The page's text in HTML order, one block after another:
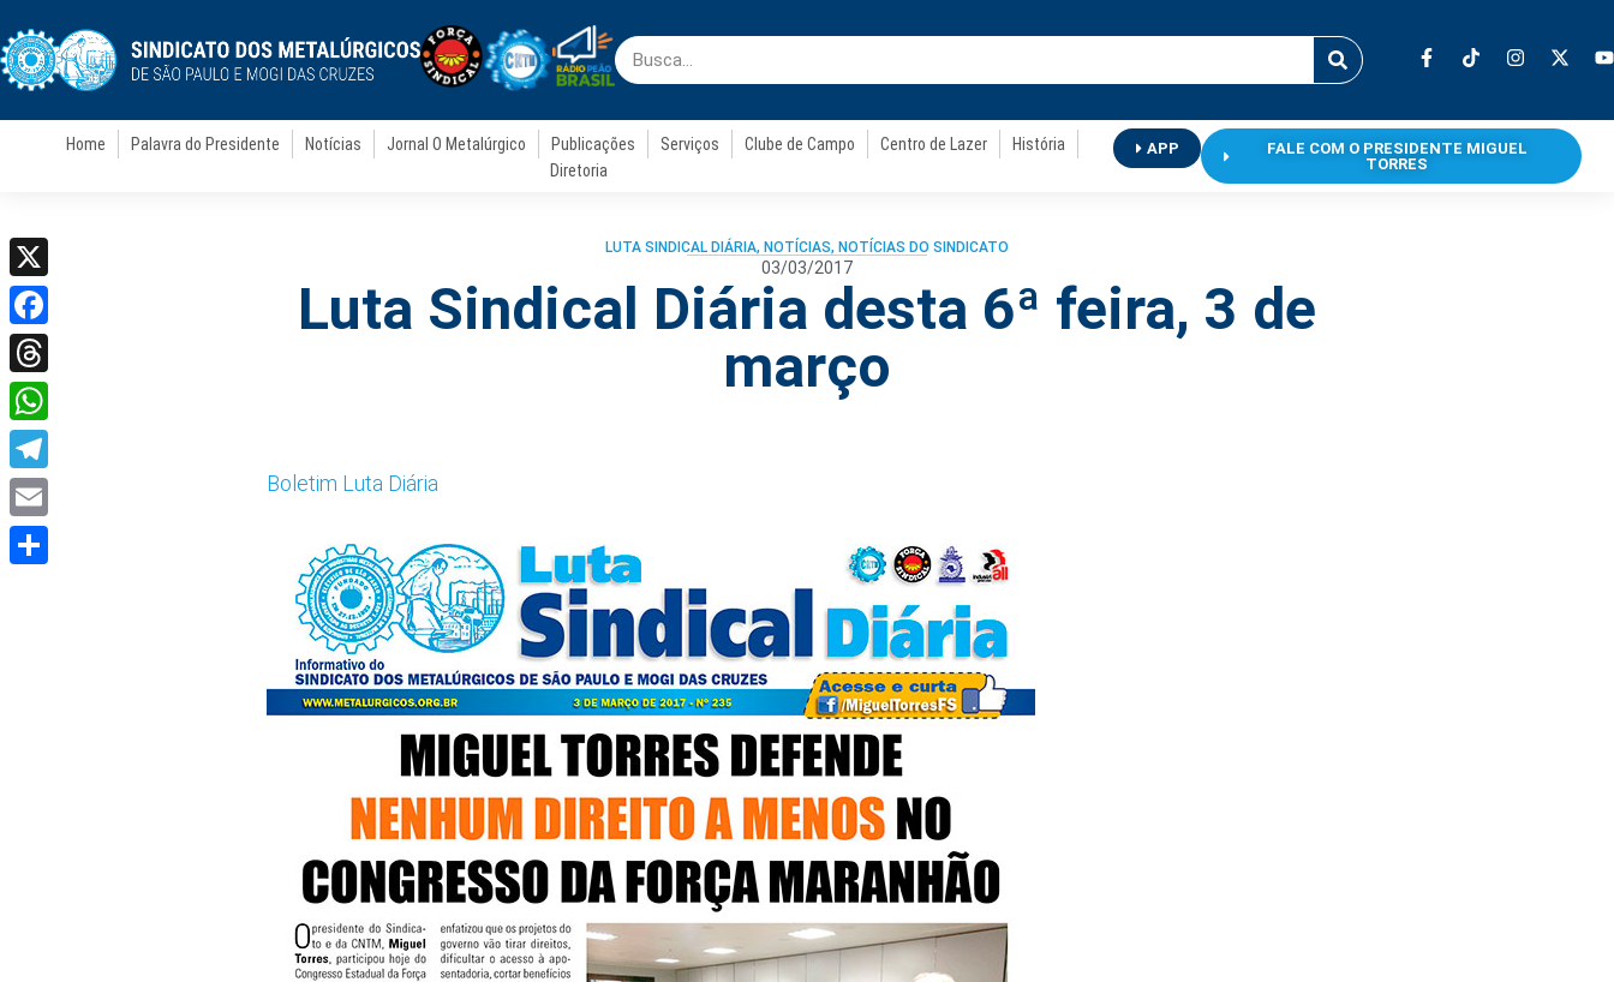
Home Palavra do Presidente Notícias Jornal O Metalúrgico Publicações Serviços Clube de Campo Centro de Lazer
História
Diretoria
APP
FALE COM O PRESIDENTE MIGUEL
TORRES
LUTA SINDICAL DIÁRIA, NOTÍCIAS, NOTÍCIAS DO SINDICATO
03/03/2017
Luta Sindical Diária desta 6ª feira, 3 de
março
Boletim Luta Diária
X
Facebook
Threads
WhatsApp
Telegram
Email